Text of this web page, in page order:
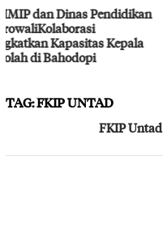
YAMAHA DAN LOOP
HADIRKAN GIVEAWAY
GRAND FILANO HYBRID
UNTUK MASYARAKAT
TAG:FKIP UNTAD
FKIP